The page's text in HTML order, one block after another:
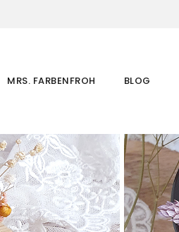
MRS. FARBENFROH BLOG